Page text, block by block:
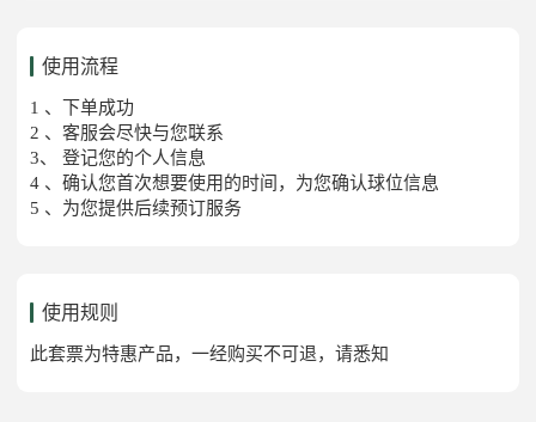
使用流程
1 、下单成功
2 、客服会尽快与您联系
3、 登记您的个人信息
4 、确认您首次想要使用的时间，为您确认球位信息
5 、为您提供后续预订服务
使用规则
此套票为特惠产品，一经购买不可退，请悉知